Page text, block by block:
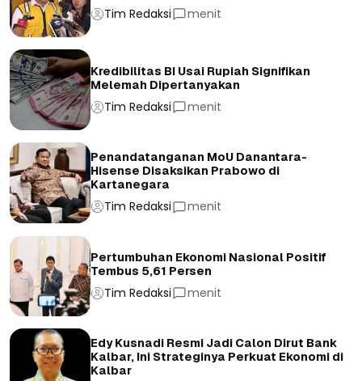
Tim Redaksi menit
Kredibilitas BI Usai Rupiah Signifikan
Melemah Dipertanyakan
Tim Redaksi menit
Penandatanganan MoU Danantara-
Hisense Disaksikan Prabowo di
Kartanegara
Tim Redaksi menit
Pertumbuhan Ekonomi Nasional Positif
Tembus 5,61 Persen
Tim Redaksi menit
Edy Kusnadi Resmi Jadi Calon Dirut Bank
Kalbar, Ini Strateginya Perkuat Ekonomi di
Kalbar